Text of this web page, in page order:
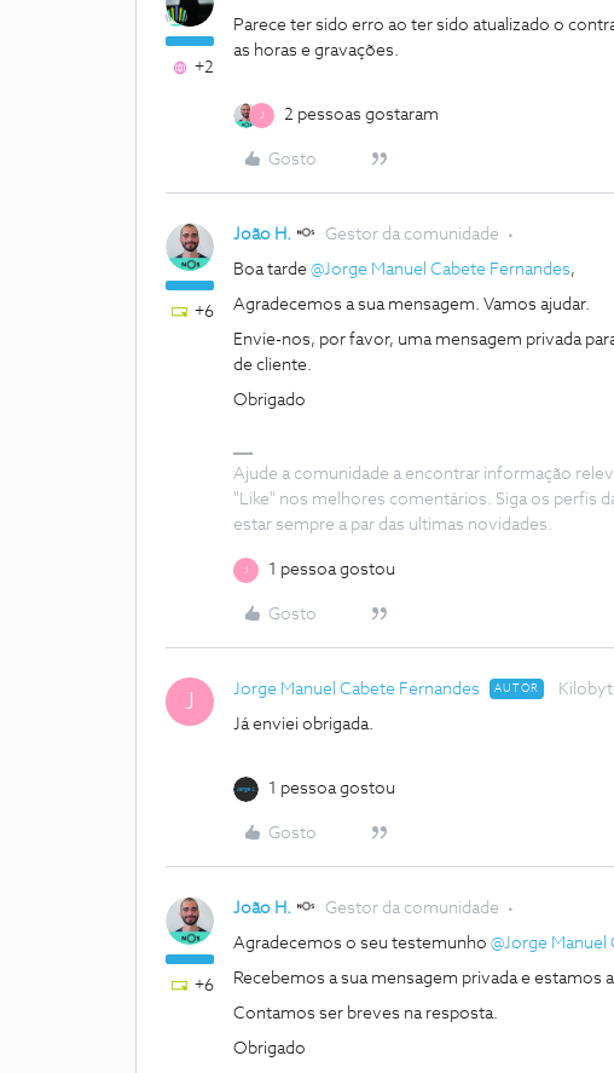
+2
Parece ter sido erro ao ter sido atualizado o
as horas e gravações.
2 pessoas gostaram
Gosto
+6
João H. Gestor da comunidade
Boa tarde @Jorge Manuel Cabete Fernandes,
Agradecemos a sua mensagem. Vamos ajudar.
Envie-nos, por favor, uma mensagem privada
de cliente.
Obrigado
Ajude a comunidade a encontrar informação
"Like" nos melhores comentários. Siga os perfis
estar sempre a par das ultimas novidades.
1 pessoa gostou
Gosto
J Jorge Manuel Cabete Fernandes AUTOR
Já enviei obrigada.
1 pessoa gostou
Gosto
+6
João H. Gestor da comunidade
Agradecemos o seu testemunho @Jorge Manuel
Recebemos a sua mensagem privada e estamos
Contamos ser breves na resposta.
Obrigado